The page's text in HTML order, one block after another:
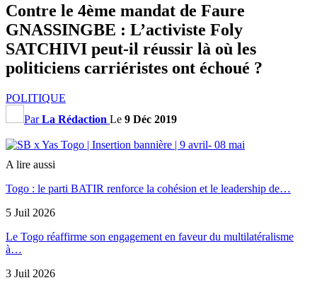
Contre le 4ème mandat de Faure
GNASSINGBE : L’activiste Foly
SATCHIVI peut-il réussir là où les
politiciens carriéristes ont échoué ?
POLITIQUE
ParLa Rédaction Le 9 Déc 2019
A lire aussi
Togo : le parti BATIR renforce la cohésion et le leadership de…
5 Juil 2026
Le Togo réaffirme son engagement en faveur du multilatéralisme
à…
3 Juil 2026